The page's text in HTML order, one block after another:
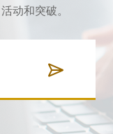
动和突破。